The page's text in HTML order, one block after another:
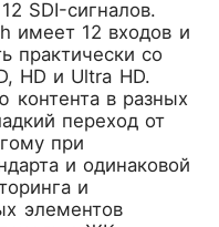
SDI-сигналов.
имеет 12 входов и
практически со
HD и Ultra HD.
контента в разных
переход от
при
и одинаковой
и
элементов